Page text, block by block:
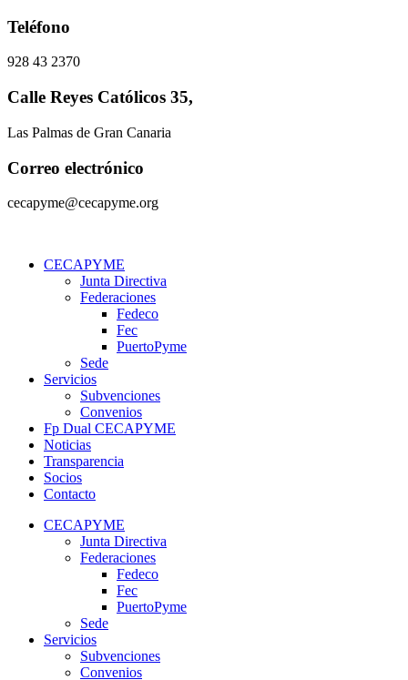
Ir
contenido
Teléfono
928 43 2370
Calle Reyes Católicos 35,
Las Palmas de Gran Canaria
Correo electrónico
cecapyme@cecapyme.org
CECAPYME
Junta Directiva
Federaciones
Fedeco
Fec
PuertoPyme
Sede
Servicios
Subvenciones
Convenios
Fp Dual CECAPYME
Noticias
Transparencia
Socios
Contacto
CECAPYME
Junta Directiva
Federaciones
Fedeco
Fec
PuertoPyme
Sede
Servicios
Subvenciones
Convenios